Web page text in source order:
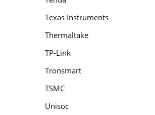
Texas Instruments
Thermaltake
TP-Link
Tronsmart
TSMC
Unisoc